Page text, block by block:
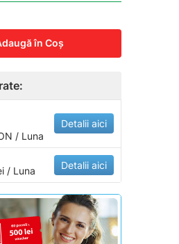
în Coş
/ Luna
Detalii aici
/ Luna Detalii aici